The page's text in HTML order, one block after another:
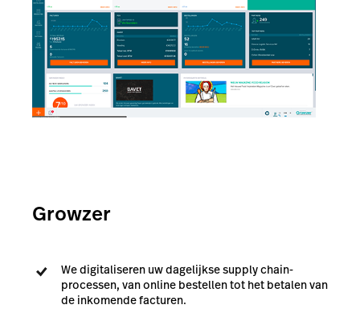
Growzer
We digitaliseren uw dagelijkse supply chain-
processen, van online bestellen tot het betalen van
de inkomende facturen.